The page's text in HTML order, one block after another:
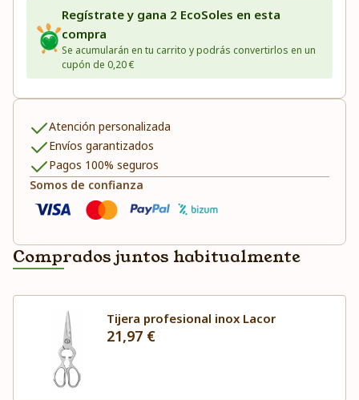
Regístrate y gana 2 EcoSoles en esta
compra
Se acumularán en tu carrito y podrás convertirlos en un
cupón de 0,20 €
Atención personalizada
Envíos garantizados
Pagos 100% seguros
Somos de confianza
Comprados juntos habitualmente
Tijera profesional inox Lacor
21,97 €